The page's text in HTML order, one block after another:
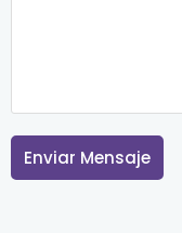
Enviar Mensaje